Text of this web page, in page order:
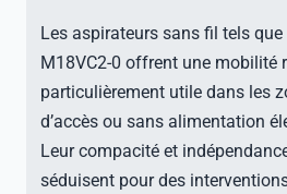
Les aspirateurs sans fil tels
M18VC2-0 offrent une mobilité
particulièrement utile dans les
d’accès ou sans alimentation
Leur compacité et
séduisent pour des